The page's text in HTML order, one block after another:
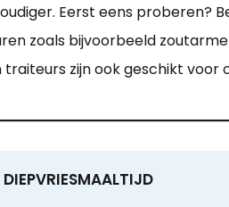
Eerst eens proberen?
zoals bijvoorbeeld
zijn ook geschikt voor
DIEPVRIESMAALTIJD